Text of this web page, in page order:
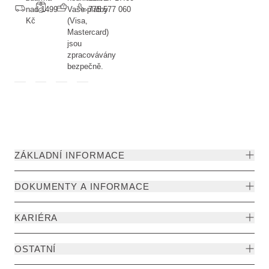
nad 1499
Kč
Vaše platby
(Visa,
Mastercard)
jsou
zpracovávány
bezpečně.
775 577 060
ZÁKLADNÍ INFORMACE
DOKUMENTY A INFORMACE
KARIÉRA
OSTATNÍ